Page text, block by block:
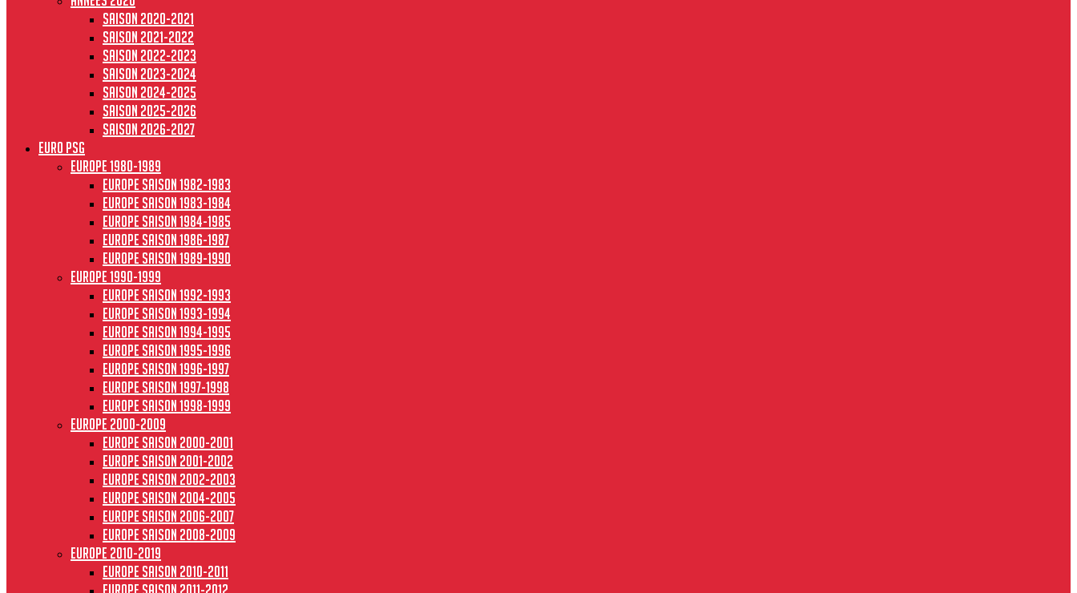
Saison 2020-2021
Saison 2021-2022
Saison 2022-2023
Saison 2023-2024
Saison 2024-2025
Saison 2025-2026
Saison 2026-2027
Euro PSG
Europe 1980-1989
Europe saison 1982-1983
Europe Saison 1983-1984
Europe saison 1984-1985
Europe saison 1986-1987
Europe saison 1989-1990
Europe 1990-1999
Europe saison 1992-1993
Europe saison 1993-1994
Europe saison 1994-1995
Europe saison 1995-1996
Europe saison 1996-1997
Europe Saison 1997-1998
Europe saison 1998-1999
Europe 2000-2009
Europe saison 2000-2001
Europe saison 2001-2002
Europe saison 2002-2003
Europe saison 2004-2005
Europe saison 2006-2007
Europe saison 2008-2009
Europe 2010-2019
Europe saison 2010-2011